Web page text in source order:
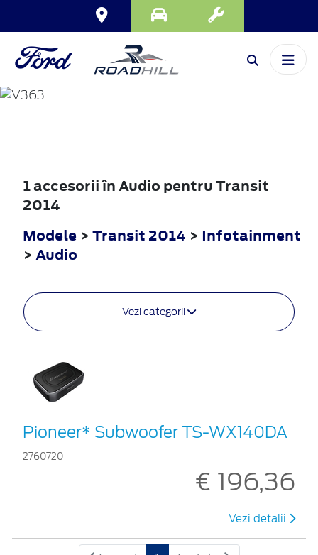
TRANSIT
1 accesorii în Audio pentru Transit
2014
Modele > Transit 2014 > Infotainment
> Audio
Vezi categorii
Pioneer* Subwoofer TS-WX140DA
2760720
€ 196,36
Vezi detalii